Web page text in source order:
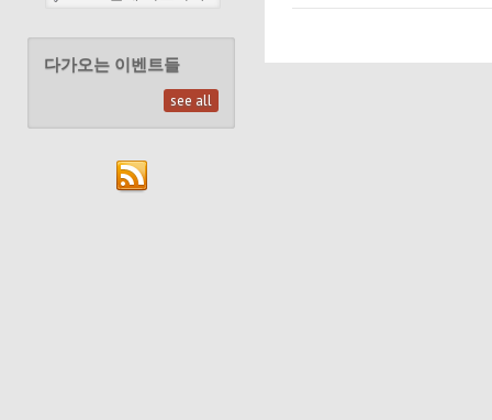
다가오는 이벤트들
see all